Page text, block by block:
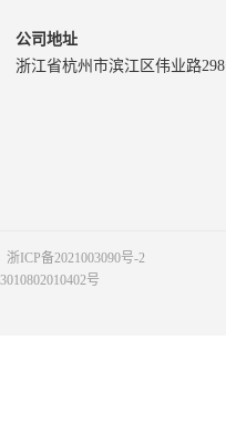
公司地址
浙江省杭州市滨江区伟业路
浙ICP备2021003090号-2
号